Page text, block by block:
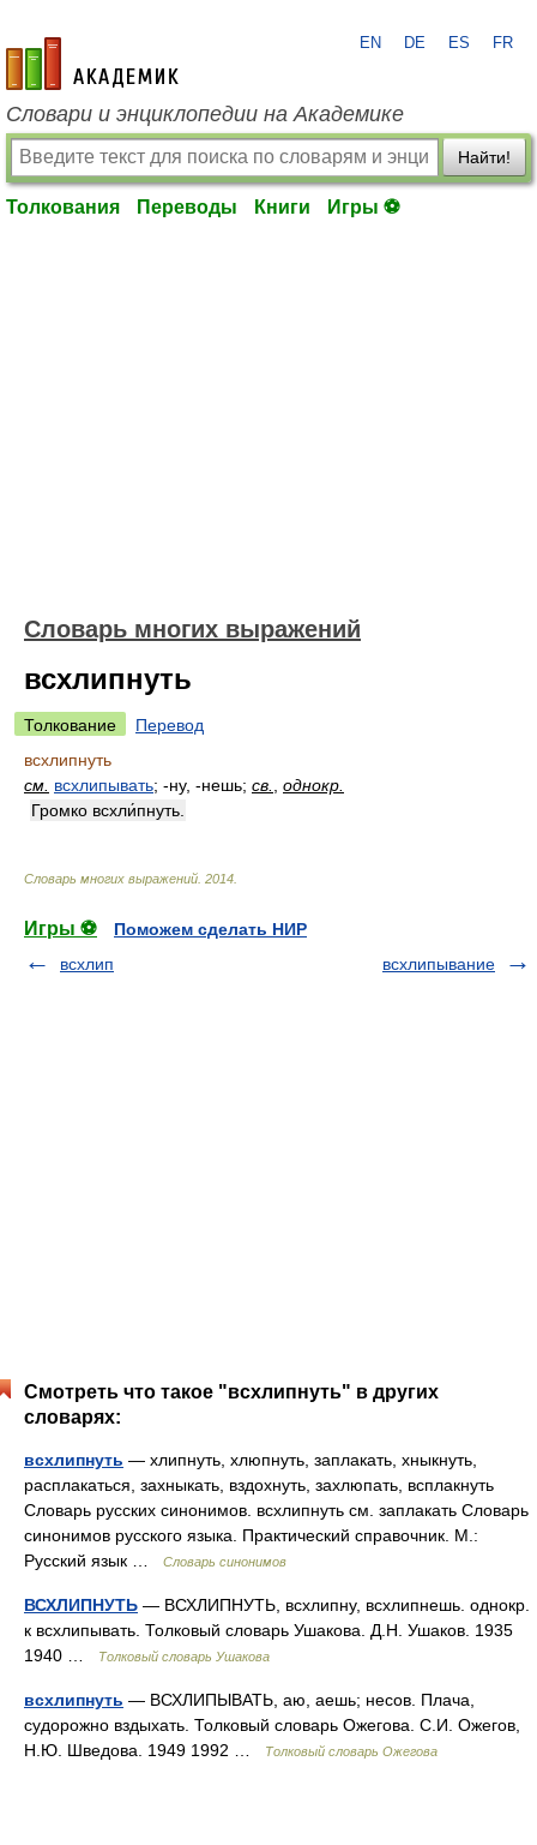
academic.ru
EN DE ES FR
Словари и энциклопедии на Академике
Найти!
Толкования Переводы Книги Игры ⚽
Словарь многих выражений
всхлипнуть
Толкование
Перевод
всхлипнуть
см. всхлипывать; -ну, -нешь; св.
однокр.
Громко всхли́пнуть.
Словарь многих выражений 2014
Игры ⚽
Поможем сделать НИР
всхлип
всхлипывание
Смотреть что такое "всхлипнуть" в других
словарях:
всхлипнуть — хлипнуть, хлюпнуть, заплакать, хныкнуть,
расплакаться, захныкать, вздохнуть, захлюпать, всплакнуть
Словарь русских синонимов. всхлипнуть см. заплакать Словарь
синонимов русского языка. Практический справочник. М.:
Русский язык …
Словарь синонимов
ВСХЛИПНУТЬ — ВСХЛИПНУТЬ, всхлипну, всхлипнешь. однокр.
к всхлипывать. Толковый словарь Ушакова. Д.Н. Ушаков. 1935
1940 …
Толковый словарь Ушакова
всхлипнуть — ВСХЛИПЫВАТЬ, аю, аешь; несов. Плача,
судорожно вздыхать. Толковый словарь Ожегова. С.И. Ожегов,
Н.Ю. Шведова. 1949 1992 …
Толковый словарь Ожегова